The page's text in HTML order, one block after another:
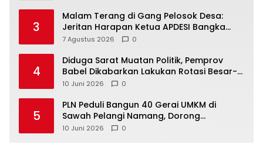
3
Malam Terang di Gang Pelosok Desa:
Jeritan Harapan Ketua APDESI Bangka
Tengah untuk PLN Babel
7 Agustus 2026 0
4
‎Diduga Sarat Muatan Politik, Pemprov
Babel Dikabarkan Lakukan Rotasi Besar-
10 Juni 2026 0
5
‎PLN Peduli Bangun 40 Gerai UMKM di
Sawah Pelangi Namang, Dorong
10 Juni 2026 0